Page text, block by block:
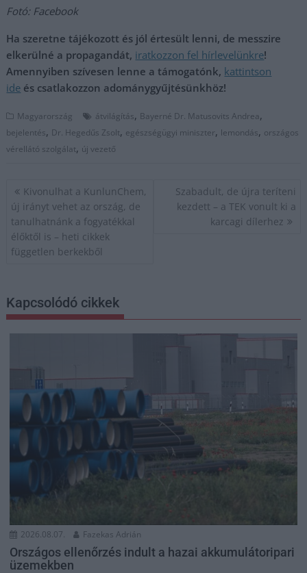
Fotó: Facebook
Ha szeretne tájékozott és jól értesült lenni, de messzire
elkerülné a propagandát, iratkozzon fel hírlevelünkre!
Amennyiben szívesen lenne a támogatónk, kattintson
ide és csatlakozzon adománygyűjtésünkhöz!
Magyarország átvilágítás, Bayerné Dr. Matusovits Andrea,
bejelentés, Dr. Hegedűs Zsolt, egészségügyi miniszter, lemondás, országos
vérellátó szolgálat, új vezető
Bejegyzés
navigáció
Kivonulhat a KunlunChem,
új irányt vehet az ország, de
tanulhatnánk a fogyatékkal
élőktől is – heti cikkek
független berkekből
Szabadult, de újra teríteni
kezdett – a TEK vonult ki a
karcagi dílerhez
Kapcsolódó cikkek
2026.08.07. Fazekas Adrián
Országos ellenőrzés indult a hazai akkumulátoripari
üzemekben